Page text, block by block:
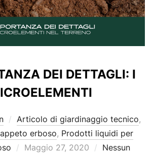
DEI DETTAGLI: I
Articolo di giardinaggio tecnico,
erboso, Prodotti liquidi per
Pubblicato
Maggio 27, 2020
Nessun